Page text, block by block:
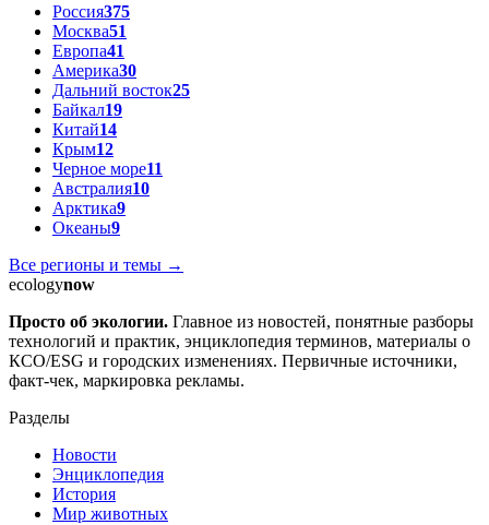
Россия375
Москва51
Европа41
Америка30
Дальний восток25
Байкал19
Китай14
Крым12
Черное море11
Австралия10
Арктика9
Океаны9
Все регионы и темы →
ecologynow
Просто об экологии. Главное из новостей, понятные разборы
технологий и практик, энциклопедия терминов, материалы о
КСО/ESG и городских изменениях. Первичные источники,
факт-чек, маркировка рекламы.
Разделы
Новости
Энциклопедия
История
Мир животных